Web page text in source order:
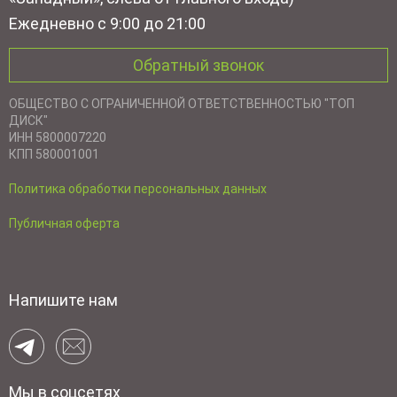
Ежедневно с 9:00 до 21:00
Обратный звонок
ОБЩЕСТВО С ОГРАНИЧЕННОЙ ОТВЕТСТВЕННОСТЬЮ "ТОП
ДИСК"
ИНН 5800007220
КПП 580001001
Политика обработки персональных данных
Публичная оферта
Напишите нам
Мы в соцсетях